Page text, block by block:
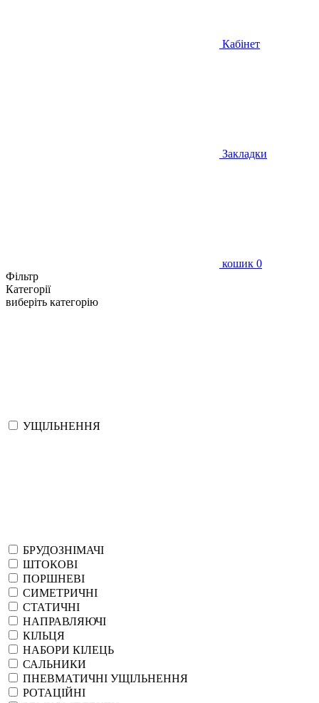
Кабінет
Закладки
кошик 0
Фільтр
Категорії
виберіть категорію
УЩІЛЬНЕННЯ
БРУДОЗНІМАЧІ
ШТОКОВІ
ПОРШНЕВІ
СИМЕТРИЧНІ
СТАТИЧНІ
НАПРАВЛЯЮЧІ
КІЛЬЦЯ
НАБОРИ КІЛЕЦЬ
САЛЬНИКИ
ПНЕВМАТИЧНІ УЩІЛЬНЕННЯ
РОТАЦІЙНІ